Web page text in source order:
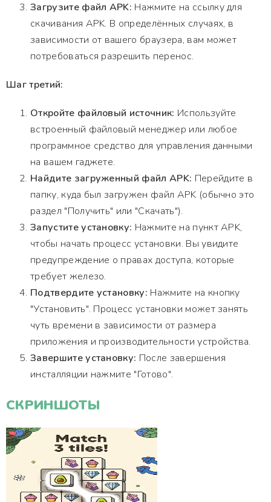
Загрузите файл APK: Нажмите на ссылку для
скачивания APK. В определённых случаях, в
зависимости от вашего браузера, вам может
потребоваться разрешить перенос.
Шаг третий:
Откройте файловый источник: Используйте
встроенный файловый менеджер или любое
программное средство для управления данными
на вашем гаджете.
Найдите загруженный файл APK: Перейдите в
папку, куда был загружен файл APK (обычно это
раздел "Получить" или "Скачать").
Запустите установку: Нажмите на пункт APK,
чтобы начать процесс установки. Вы увидите
предупреждение о правах доступа, которые
требует железо.
Подтвердите установку: Нажмите на кнопку
"Установить". Процесс установки может занять
чуть времени в зависимости от размера
приложения и производительности устройства.
Завершите установку: После завершения
инсталляции нажмите "Готово".
СКРИНШОТЫ